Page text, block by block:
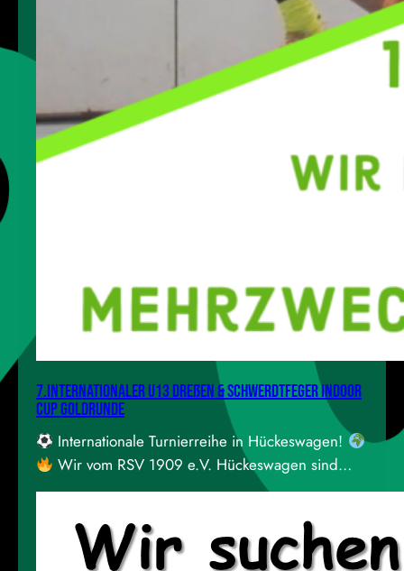
7.Internationaler U13 Dreßen & Schwerdtfeger Indoor
Cup GOLDRUNDE
Internationale Turnierreihe in Hückeswagen!
Wir vom RSV 1909 e.V. Hückeswagen sind
dieses Jahr mit dabei beim großen internationalen
veranstaltet wird! Am Sonntag stellen wir in
Hückeswagen die dritte Halle zur Verfügung die